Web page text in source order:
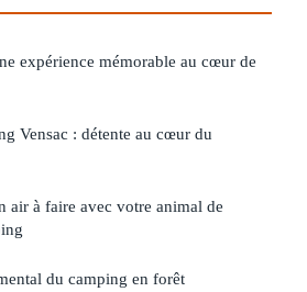
expérience mémorable au cœur de
Vensac : détente au cœur du
air à faire avec votre animal de
du camping en forêt